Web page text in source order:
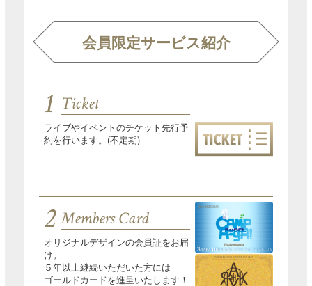
会員限定サービス紹介
1 Ticket
ライブやイベントのチケット先行予
約を行います。(不定期)
2 Members Card
オリジナルデザインの会員証をお届
け。
５年以上継続いただいた方には
ゴールドカードを進呈いたします！